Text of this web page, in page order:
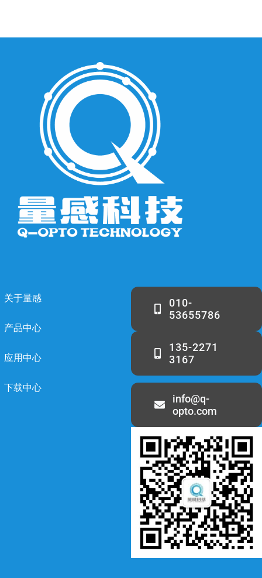
关于量感
产品中心
应用中心
下载中心
010-
53655786
135-2271
3167
info@q-
opto.com